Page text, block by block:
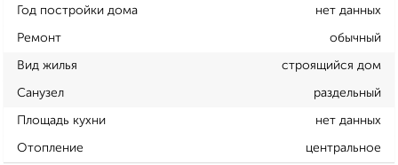
Год постройки дома нет данных
Ремонт обычный
Вид жилья строящийся дом
Санузел раздельный
Площадь кухни нет данных
Отопление центральное